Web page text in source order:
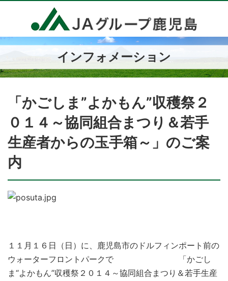
インフォメーション
「かごしま”よかもん”収穫祭２
０１４～協同組合まつり＆若手
生産者からの玉手箱～」のご案
内
１１月１６日（日）に、鹿児島市のドルフィンポート前の
ウォーターフロントパークで 「かごし
ま“よかもん”収穫祭２０１４～協同組合まつり＆若手生産